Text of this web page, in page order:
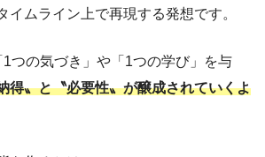
イムライン上で再現する発想です。
つの気づき」や「1つの学び」を与
得〟と〝必要性〟が醸成されていくよ